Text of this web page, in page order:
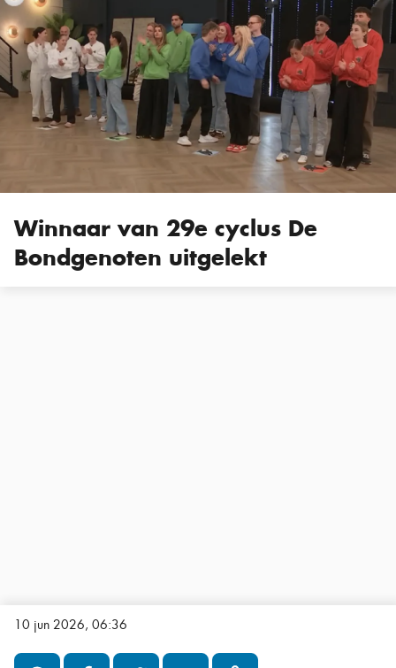
Winnaar van 29e cyclus De
Bondgenoten uitgelekt
10 jun 2026, 06:36